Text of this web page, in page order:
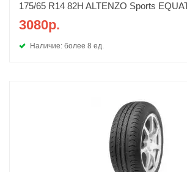
175/65 R14 82H ALTENZO Sports
3080р.
Наличие: более 8 ед.